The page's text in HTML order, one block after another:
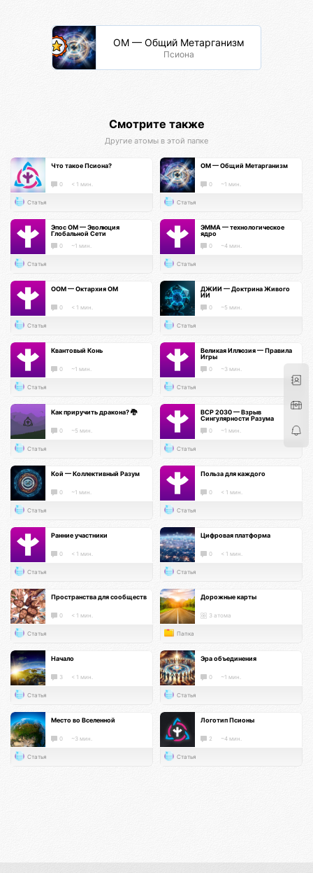
ОМ — Общий Метарганизм
Псиона
Смотрите также
Другие атомы в этой папке
Что такое Псиона?
0 < 1 мин.
Статья
ОМ — Общий Метарганизм
0 ~1 мин.
Статья
Эпос ОМ — Эволюция
Глобальной Сети
0 ~1 мин.
Статья
ЭММА — технологическое
ядро
0 ~4 мин.
Статья
ООМ — Октархия ОМ
0 < 1 мин.
Статья
ДЖИИ — Доктрина Живого
ИИ
0 ~5 мин.
Статья
Квантовый Конь
0 ~1 мин.
Статья
Великая Иллюзия — Правила
Игры
0 ~3 мин.
Статья
Как приручить дракона? 🐉
0 ~5 мин.
Статья
ВСР 2030 — Взрыв
Сингулярности Разума
0 ~1 мин.
Статья
Кой — Коллективный Разум
0 ~1 мин.
Статья
Польза для каждого
0 < 1 мин.
Статья
Ранние участники
0 < 1 мин.
Статья
Цифровая платформа
0 < 1 мин.
Статья
Пространства для сообществ
0 < 1 мин.
Статья
Дорожные карты
3 атома
Папка
Начало
3 < 1 мин.
Статья
Эра объединения
0 ~1 мин.
Статья
Место во Вселенной
0 ~3 мин.
Статья
Логотип Псионы
2 ~4 мин.
Статья